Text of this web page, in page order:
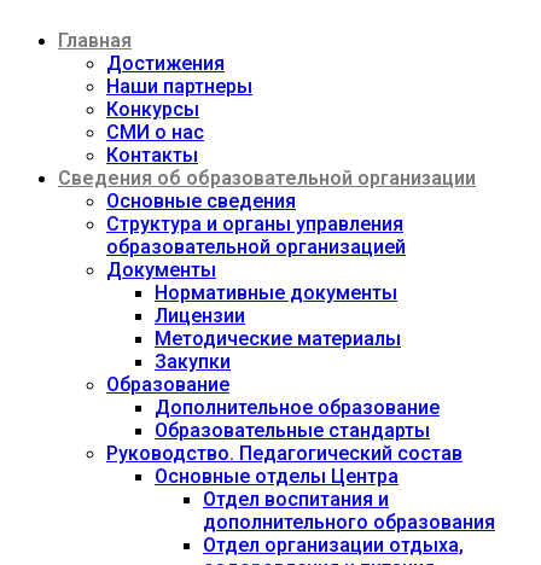
содержимому
Главная
Достижения
Наши партнеры
Конкурсы
СМИ о нас
Контакты
Сведения об образовательной организации
Основные сведения
Структура и органы управления
образовательной организацией
Документы
Нормативные документы
Лицензии
Методические материалы
Закупки
Образование
Дополнительное образование
Образовательные стандарты
Руководство. Педагогический состав
Основные отделы Центра
Отдел воспитания и
дополнительного образования
Отдел организации отдыха,